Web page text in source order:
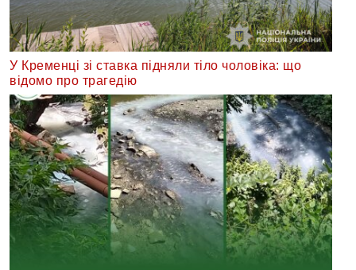
У Кременці зі ставка підняли тіло чоловіка: що
відомо про трагедію